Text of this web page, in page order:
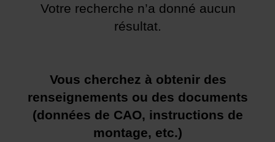
Votre recherche n’a donné aucun
résultat.
Vous cherchez à obtenir des
renseignements ou des documents
(données de CAO, instructions de
montage, etc.)